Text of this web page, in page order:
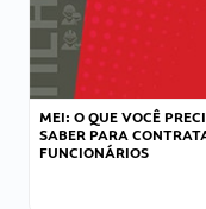
MEI: O QUE VOCÊ
SABER PARA
FUNCIONÁRIOS